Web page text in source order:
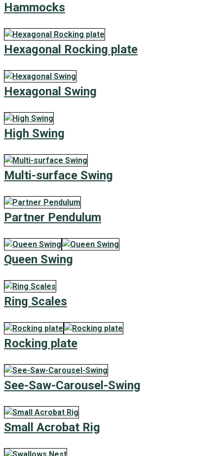
Hammocks
Hexagonal Rocking plate
Hexagonal Swing
High Swing
Multi-surface Swing
Partner Pendulum
Queen Swing
Ring Scales
Rocking plate
See-Saw-Carousel-Swing
Small Acrobat Rig